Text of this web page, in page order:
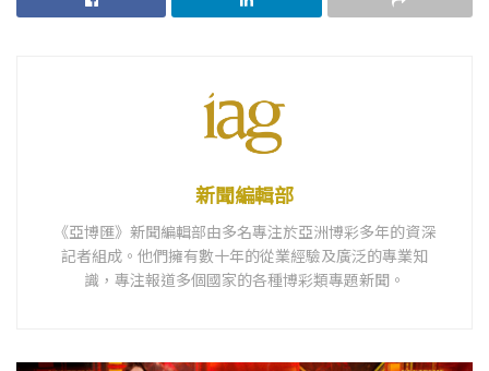
新聞編輯部
《亞博匯》新聞編輯部由多名專注於亞洲博彩多年的資深
記者組成。他們擁有數十年的從業經驗及廣泛的專業知
識，專注報道多個國家的各種博彩類專題新聞。